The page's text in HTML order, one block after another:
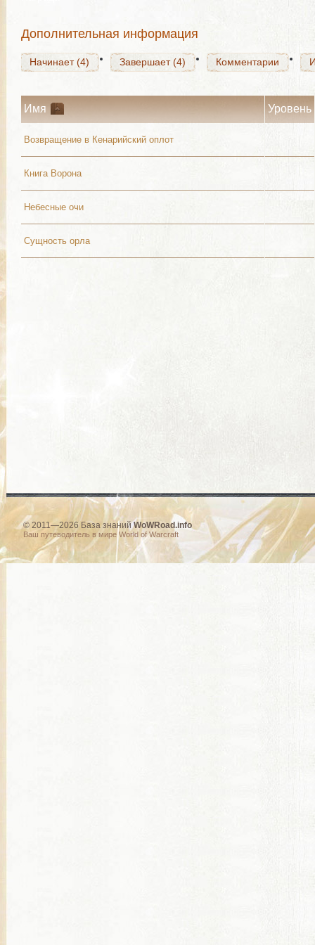
Дополнительная информация
Начинает (4) Завершает (4) Комментарии
Имя Уровень
Возвращение в Кенарийский оплот
Книга Ворона
Небесные очи
Сущность орла
© 2011—2026 База знанийWoWRoad.info
Ваш путеводитель в мире World of Warcraft